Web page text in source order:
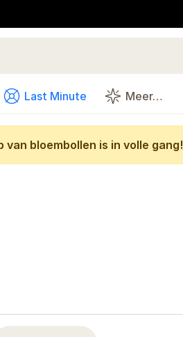
Last Minute Meer…
van bloembollen is in volle gang!